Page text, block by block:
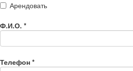
Арендовать
Ф.И.О. *
Телефон *